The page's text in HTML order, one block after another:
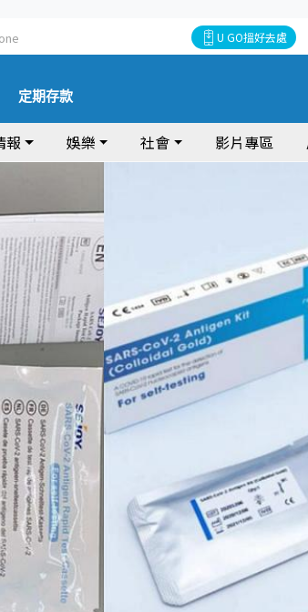
U GO搵好去處
定期存款
報 娛樂 社會 影片專區